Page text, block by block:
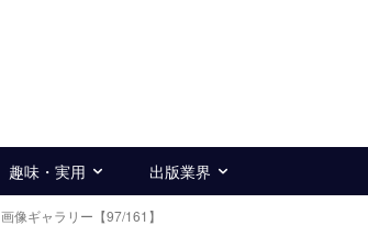
趣味・実用 出版業界
画像ギャラリー【97/161】